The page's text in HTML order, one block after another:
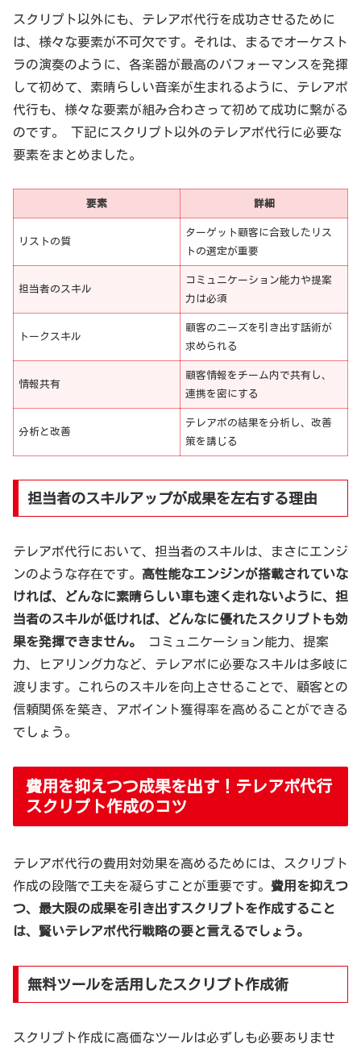
スクリプト以外にも、テレアポ代行を成功させるために
は、様々な要素が不可欠です。それは、まるでオーケスト
ラの演奏のように、各楽器が最高のパフォーマンスを発揮
して初めて、素晴らしい音楽が生まれるように、テレアポ
代行も、様々な要素が組み合わさって初めて成功に繋がる
のです。 下記にスクリプト以外のテレアポ代行に必要な
要素をまとめました。
要素 詳細
リストの質
ターゲット顧客に合致したリス
トの選定が重要
担当者のスキル
コミュニケーション能力や提案
力は必須
トークスキル
顧客のニーズを引き出す話術が
求められる
情報共有
顧客情報をチーム内で共有し、
連携を密にする
分析と改善
テレアポの結果を分析し、改善
策を講じる
担当者のスキルアップが成果を左右する理由
テレアポ代行において、担当者のスキルは、まさにエンジ
ンのような存在です。 高性能なエンジンが搭載されていな
ければ、どんなに素晴らしい車も速く走れないように、担
当者のスキルが低ければ、どんなに優れたスクリプトも効
果を発揮できません。
コミュニケーション能力、提案
力、ヒアリング力など、テレアポに必要なスキルは多岐に
渡ります。これらのスキルを向上させることで、顧客との
信頼関係を築き、アポイント獲得率を高めることができる
でしょう。
費用を抑えつつ成果を出す！テレアポ代行
スクリプト作成のコツ
テレアポ代行の費用対効果を高めるためには、スクリプト
作成の段階で工夫を凝らすことが重要です。 費用を抑えつ
つ、最大限の成果を引き出すスクリプトを作成すること
は、賢いテレアポ代行戦略の要と言えるでしょう。
無料ツールを活用したスクリプト作成術
スクリプト作成に高価なツールは必ずしも必要ありませ